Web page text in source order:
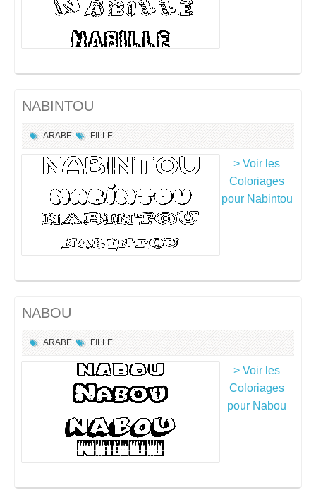
NABINTOU
ARABE FILLE
> Voir les
Coloriages
pour Nabintou
NABOU
ARABE FILLE
> Voir les
Coloriages
pour Nabou